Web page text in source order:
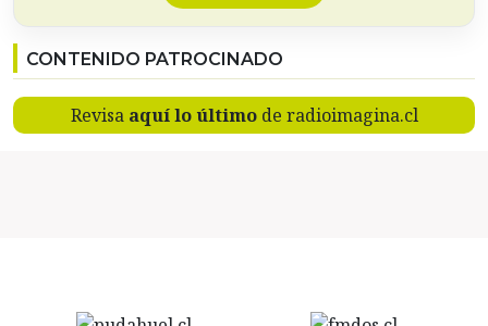
CONTENIDO PATROCINADO
Revisa aquí lo últimode radioimagina.cl